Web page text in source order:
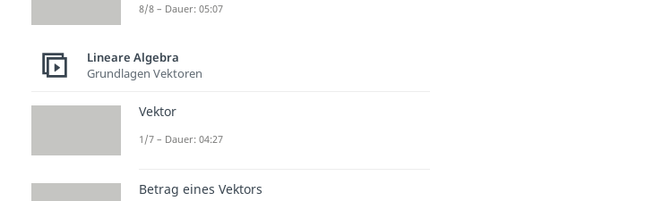
8/8 – Dauer: 05:07
Lineare Algebra
Grundlagen Vektoren
Vektor
1/7 – Dauer: 04:27
Betrag eines Vektors